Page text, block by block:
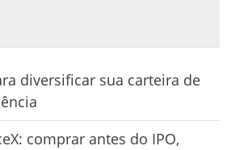
diversificar sua carteira de
comprar antes do IPO,